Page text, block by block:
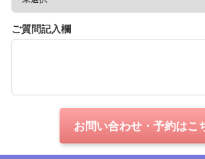
ご質問記入欄
お問い合わせ・予約はこ